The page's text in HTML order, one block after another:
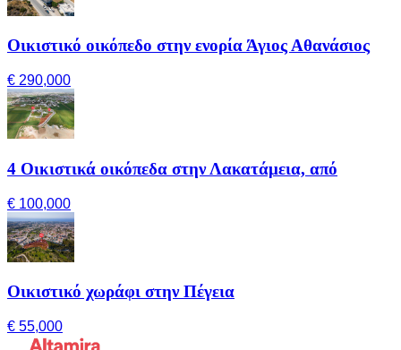
Οικιστικό οικόπεδο στην ενορία Άγιος Αθανάσιος
€ 290,000
4 Οικιστικά οικόπεδα στην Λακατάμεια, από
€ 100,000
Οικιστικό χωράφι στην Πέγεια
€ 55,000